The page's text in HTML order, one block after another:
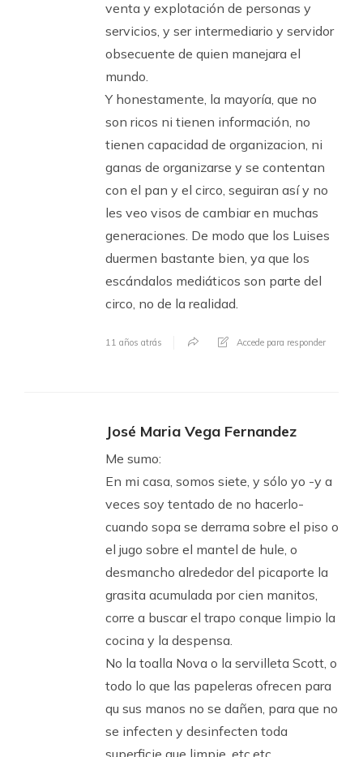
venta y explotación de personas y
servicios, y ser intermediario y servidor
obsecuente de quien manejara el
mundo.
Y honestamente, la mayoría, que no
son ricos ni tienen información, no
tienen capacidad de organizacion, ni
ganas de organizarse y se contentan
con el pan y el circo, seguiran así y no
les veo visos de cambiar en muchas
generaciones. De modo que los Luises
duermen bastante bien, ya que los
escándalos mediáticos son parte del
circo, no de la realidad.
11 años atrás Accede para responder
José Maria Vega Fernandez
Me sumo:
En mi casa, somos siete, y sólo yo -y a
veces soy tentado de no hacerlo-
cuando sopa se derrama sobre el piso o
el jugo sobre el mantel de hule, o
desmancho alrededor del picaporte la
grasita acumulada por cien manitos,
corre a buscar el trapo conque limpio la
cocina y la despensa.
No la toalla Nova o la servilleta Scott, o
todo lo que las papeleras ofrecen para
qu sus manos no se dañen, para que no
se infecten y desinfecten toda